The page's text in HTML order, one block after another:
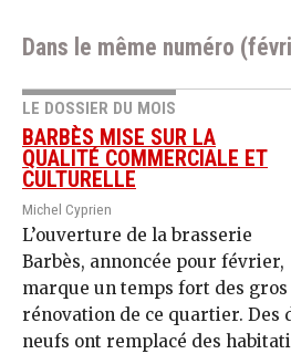
Dans le même numéro
LE DOSSIER DU MOIS
BARBÈS MISE SUR LA
QUALITÉ COMMERCIALE ET
CULTURELLE
Michel Cyprien
L’ouverture de la brasserie
Barbès, annoncée pour février,
marque un temps fort des
rénovation de ce quartier. Des
neufs ont remplacé des